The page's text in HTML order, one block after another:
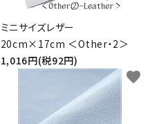
ミニサイズレザー
20cm×17cm ＜Other・2＞
1,016円(税92円)
favorite